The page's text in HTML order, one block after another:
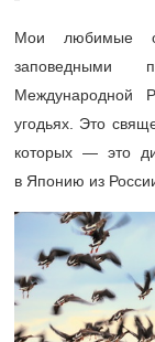
Мои любимые
заповедными
Международной
угодьях. Это
которых — это
в Японию из